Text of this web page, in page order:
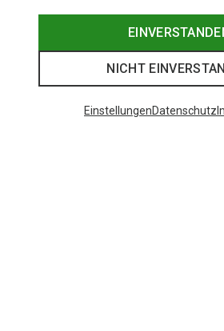
NICHT
EinstellungenDatenschutz